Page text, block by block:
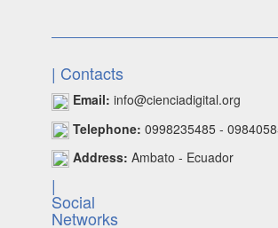
| Contacts
Email: info@cienciadigital.org
Telephone: 0998235485 -
Address: Ambato - Ecuador
|
Social
Networks